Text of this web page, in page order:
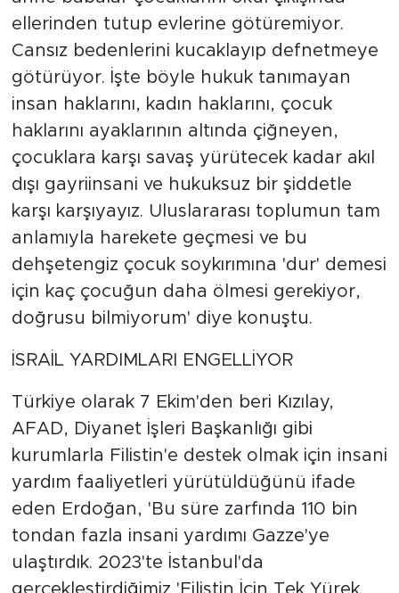
ellerinden tutup evlerine götüremiyor.
Cansız bedenlerini kucaklayıp defnetmeye
götürüyor. İşte böyle hukuk tanımayan
insan haklarını, kadın haklarını, çocuk
haklarını ayaklarının altında çiğneyen,
çocuklara karşı savaş yürütecek kadar akıl
dışı gayriinsani ve hukuksuz bir şiddetle
karşı karşıyayız. Uluslararası toplumun tam
anlamıyla harekete geçmesi ve bu
dehşetengiz çocuk soykırımına 'dur' demesi
için kaç çocuğun daha ölmesi gerekiyor,
doğrusu bilmiyorum' diye konuştu.
İSRAİL YARDIMLARI ENGELLİYOR
Türkiye olarak 7 Ekim'den beri Kızılay,
AFAD, Diyanet İşleri Başkanlığı gibi
kurumlarla Filistin'e destek olmak için insani
yardım faaliyetleri yürütüldüğünü ifade
eden Erdoğan, 'Bu süre zarfında 110 bin
tondan fazla insani yardımı Gazze'ye
ulaştırdık. 2023'te İstanbul'da